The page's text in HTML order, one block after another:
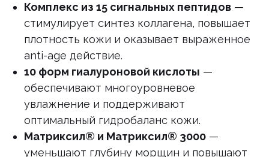
Комплекс из 15 сигнальных пептидов —
стимулирует синтез коллагена, повышает
плотность кожи и оказывает выраженное
anti-age действие.
10 форм гиалуроновой кислоты —
обеспечивают многоуровневое
увлажнение и поддерживают
оптимальный гидробаланс кожи.
Матриксил® и Матриксил® 3000 —
уменьшают глубину морщин и повышают